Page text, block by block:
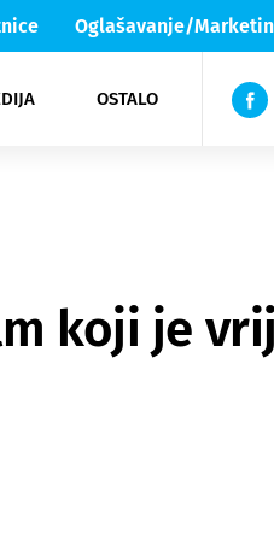
Oglašavanje/
OSTALO
Lika & Senj
TV
koji je